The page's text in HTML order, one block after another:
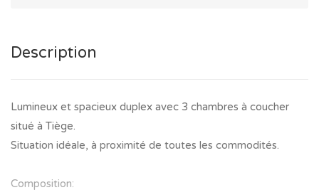
Description
Lumineux et spacieux duplex avec 3 chambres à coucher
situé à Tiège.
Situation idéale, à proximité de toutes les commodités.
Composition: